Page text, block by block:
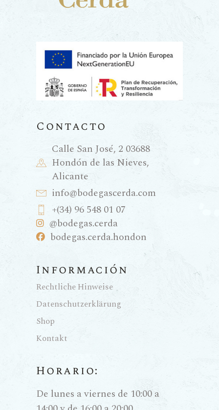
Contacto
Calle San José, 2 03688
Hondón de las Nieves,
Alicante
info@bodegascerda.com
+(34) 96 548 01 07
@bodegas.cerda
bodegas.cerda.hondon
Información
Rechtliche Hinweise
Datenschutzerklärung
Shop
Kontakt
Horario:
De lunes a viernes de 10:00 a